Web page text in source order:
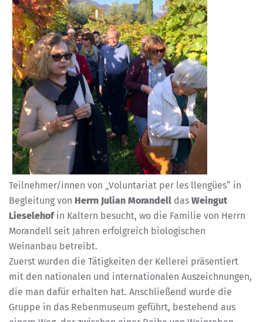
Teilnehmer/innen von „Voluntariat per les llengües“ in
Begleitung von Herrn Julian Morandell das Weingut
Lieselehofin Kaltern besucht, wo die Familie von Herrn
Morandell seit Jahren erfolgreich biologischen
Weinanbau betreibt.
Zuerst wurden die Tätigkeiten der Kellerei präsentiert
mit den nationalen und internationalen Auszeichnungen,
die man dafür erhalten hat. Anschließend wurde die
Gruppe in das Rebenmuseum geführt, bestehend aus